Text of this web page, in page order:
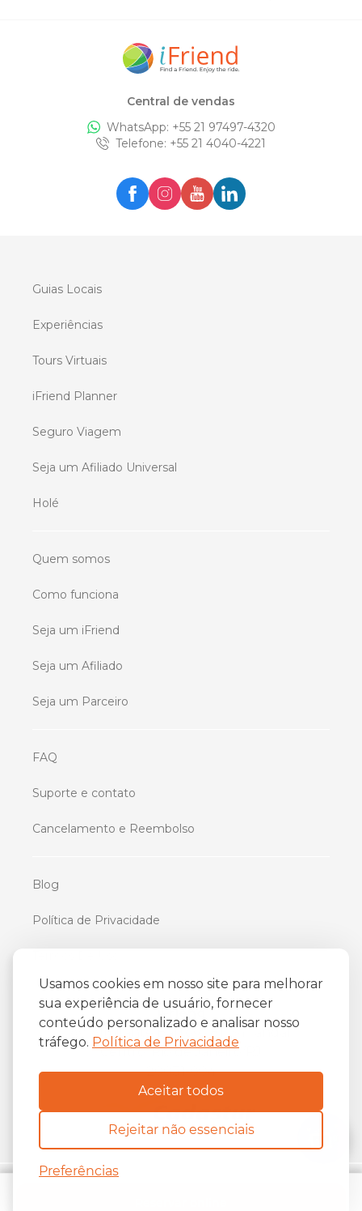
Usamos cookies em nosso site para melhorar
sua experiência de usuário, fornecer
conteúdo personalizado e analisar nosso
tráfego. Política de Privacidade
Aceitar todos
Rejeitar não essenciais
Preferências
Central de vendas
WhatsApp: +55 21 97497-4320
Telefone: +55 21 4040-4221
Guias Locais
Experiências
Tours Virtuais
iFriend Planner
Seguro Viagem
Seja um Afiliado Universal
Holé
Quem somos
Como funciona
Seja um iFriend
Seja um Afiliado
Seja um Parceiro
FAQ
Suporte e contato
Cancelamento e Reembolso
Blog
Política de Privacidade
iFriend
Av. Almirante Barroso 81, 34oandar
Centro, Rio de Janeiro/RJ
20031-004